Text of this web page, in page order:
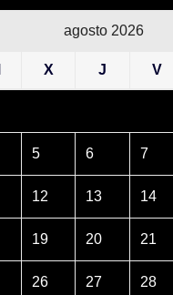
agosto 2026
X J V
5 6 7
12 13 14
19 20 21
26 27 28